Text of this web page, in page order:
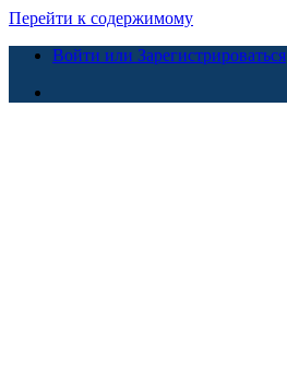
Перейти к содержимому
Войти или Зарегистрироваться